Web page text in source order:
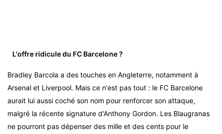
L'offre ridicule du FC Barcelone ?
Bradley Barcola a des touches en Angleterre, notamment à
Arsenal et Liverpool. Mais ce n'est pas tout : le FC Barcelone
aurait lui aussi coché son nom pour renforcer son attaque,
malgré la récente signature d'Anthony Gordon. Les Blaugranas
ne pourront pas dépenser des mille et des cents pour le